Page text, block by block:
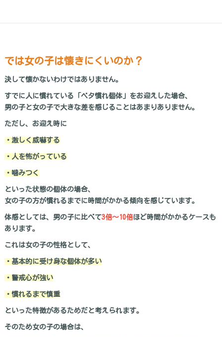
では女の子は懐きにくいのか？
決して懐かないわけではありません。
すでに人に慣れている「ベタ慣れ個体」をお迎えした場合、
男の子と女の子で大きな差を感じることはあまりありません。
ただし、お迎え時に
・激しく威嚇する
・人を怖がっている
・噛みつく
といった状態の個体の場合、
女の子の方が慣れるまでに時間がかかる傾向を感じています。
体感としては、男の子に比べて3倍〜10倍ほど時間がかかるケースも
あります。
これは女の子の性格として、
・基本的に受け身な個体が多い
・警戒心が強い
・慣れるまで慎重
といった特徴があるためだと考えられます。
そのため女の子の場合は、